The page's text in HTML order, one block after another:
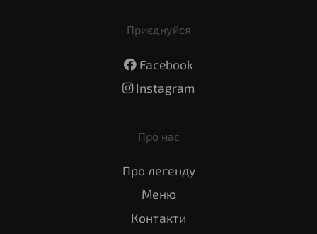
Приєднуйся
Facebook
Instagram
Про нас
Про легенду
Меню
Контакти